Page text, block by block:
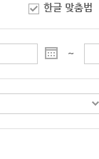
한글 맞춤법
~